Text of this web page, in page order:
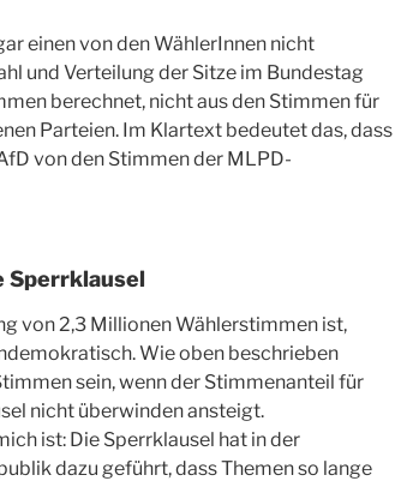
einen von den WählerInnen nicht
und Verteilung der Sitze im Bundestag
berechnet, nicht aus den Stimmen für
Parteien. Im Klartext bedeutet das, dass
von den Stimmen der MLPD-
Sperrklausel
von 2,3 Millionen Wählerstimmen ist,
Wie oben beschrieben
sein, wenn der Stimmenanteil für
nicht überwinden ansteigt.
ist: Die Sperrklausel hat in der
dazu geführt, dass Themen so lange